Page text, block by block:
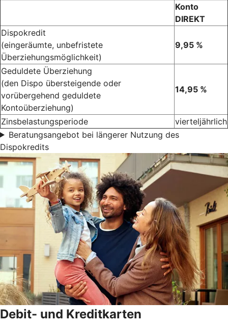
Konto
DIREKT
Dispokredit
(eingeräumte, unbefristete
Überziehungsmöglichkeit)
9,95 %
Geduldete Überziehung
(den Dispo übersteigende oder
vorübergehend geduldete
Kontoüberziehung)
14,95 %
Zinsbelastungsperiode
vierteljährlich
Beratungsangebot bei längerer Nutzung des
Dispokredits
Debit- und Kreditkarten